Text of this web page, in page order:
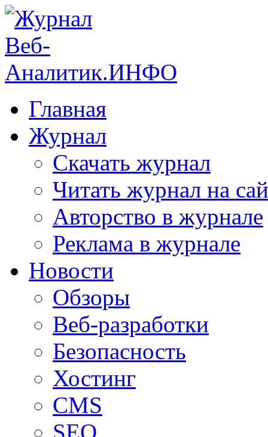
Главная
Журнал
Скачать журнал
Читать журнал на
Авторство в журнале
Реклама в журнале
Новости
Обзоры
Веб-разработки
Безопасность
Хостинг
CMS